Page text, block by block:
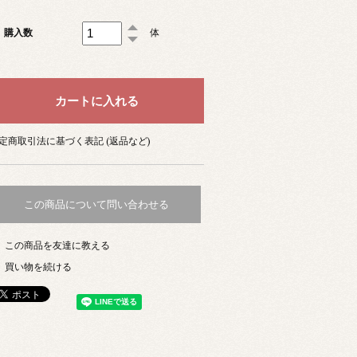
購入数 体
商取引法に基づく表記 (返品など)
この商品について問い合わせる
この商品を友達に教える
買い物を続ける